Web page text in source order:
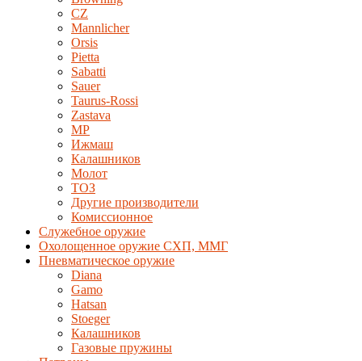
CZ
Mannlicher
Orsis
Pietta
Sabatti
Sauer
Taurus-Rossi
Zastava
MP
Ижмаш
Калашников
Молот
ТОЗ
Другие производители
Комиссионное
Служебное оружие
Охолощенное оружие СХП, ММГ
Пневматическое оружие
Diana
Gamo
Hatsan
Stoeger
Калашников
Газовые пружины